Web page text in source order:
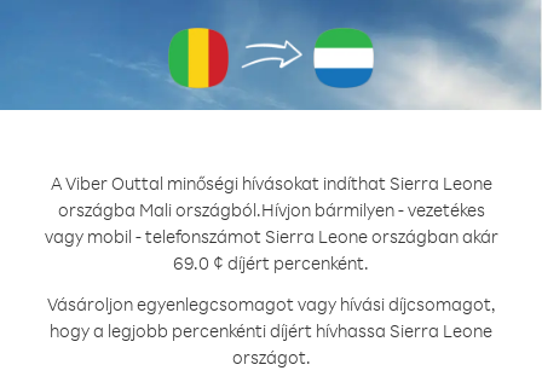
A Viber Outtal minőségi hívásokat indíthat Sierra Leone
országba Mali országból.Hívjon bármilyen - vezetékes
vagy mobil - telefonszámot Sierra Leone országban akár
69.0 ¢ díjért percenként.
Vásároljon egyenlegcsomagot vagy hívási díjcsomagot,
hogy a legjobb percenkénti díjért hívhassa Sierra Leone
országot.